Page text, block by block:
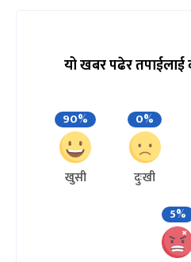
यो खबर पढेर
90%
खुसी
0%
दुःखी
5%